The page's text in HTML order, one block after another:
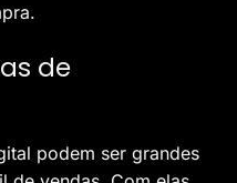
de
podem ser grandes